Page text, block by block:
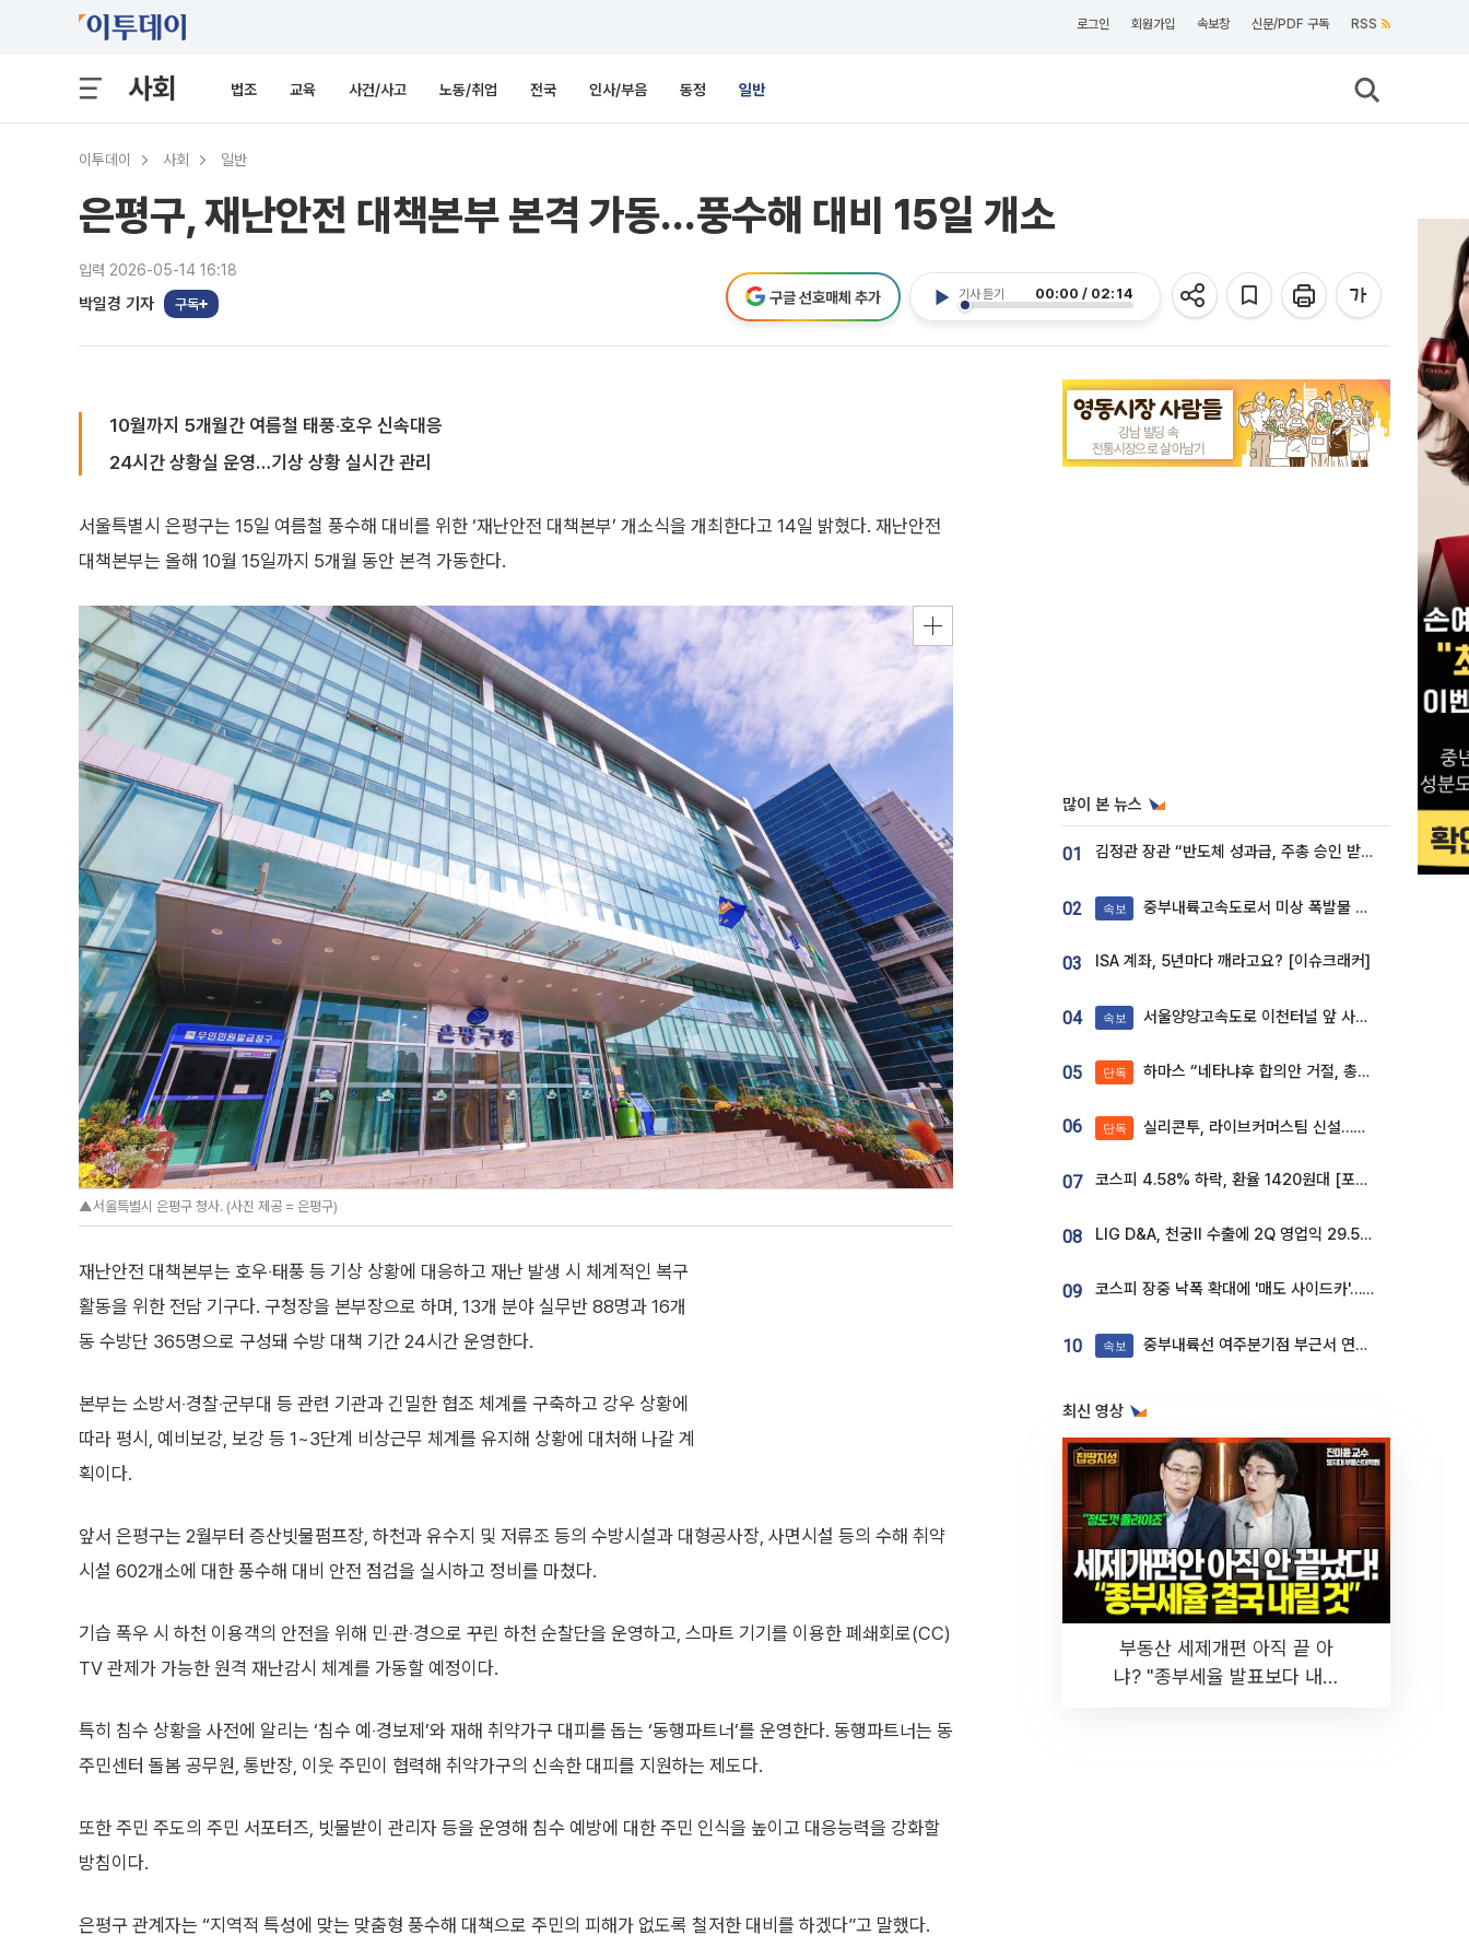
로그인 회원가입 속보창 신문/PDF 구독 RSS
사회 법조 교육 사건/사고 노동/취업 전국 인사/부음 동정 일반
이투데이 사회 일반
은평구, 재난안전 대책본부 본격 가동…풍수해 대비 15일 개소
입력 2026-05-14 16:18
박일경 기자 구독
기사 듣기 00:00 / 02:14
구글 선호매체 추가
10월까지 5개월간 여름철 태풍‧호우 신속대응
24시간 상황실 운영…기상 상황 실시간 관리
서울특별시 은평구는 15일 여름철 풍수해 대비를 위한 ‘재난안전 대책본부’ 개소식을 개최한다고 14일 밝혔다. 재난안전
대책본부는 올해 10월 15일까지 5개월 동안 본격 가동한다.
▲서울특별시 은평구 청사. (사진 제공 = 은평구)
재난안전 대책본부는 호우‧태풍 등 기상 상황에 대응하고 재난 발생 시 체계적인 복구
활동을 위한 전담 기구다. 구청장을 본부장으로 하며, 13개 분야 실무반 88명과 16개
동 수방단 365명으로 구성돼 수방 대책 기간 24시간 운영한다.
본부는 소방서‧경찰‧군부대 등 관련 기관과 긴밀한 협조 체계를 구축하고 강우 상황에
따라 평시, 예비보강, 보강 등 1~3단계 비상근무 체계를 유지해 상황에 대처해 나갈 계
획이다.
앞서 은평구는 2월부터 증산빗물펌프장, 하천과 유수지 및 저류조 등의 수방시설과 대형공사장, 사면시설 등의 수해 취약
시설 602개소에 대한 풍수해 대비 안전 점검을 실시하고 정비를 마쳤다.
기습 폭우 시 하천 이용객의 안전을 위해 민‧관‧경으로 꾸린 하천 순찰단을 운영하고, 스마트 기기를 이용한 폐쇄회로(CC)
TV 관제가 가능한 원격 재난감시 체계를 가동할 예정이다.
특히 침수 상황을 사전에 알리는 ‘침수 예‧경보제’와 재해 취약가구 대피를 돕는 ‘동행파트너’를 운영한다. 동행파트너는 동
주민센터 돌봄 공무원, 통반장, 이웃 주민이 협력해 취약가구의 신속한 대피를 지원하는 제도다.
또한 주민 주도의 주민 서포터즈, 빗물받이 관리자 등을 운영해 침수 예방에 대한 주민 인식을 높이고 대응능력을 강화할
방침이다.
은평구 관계자는 “지역적 특성에 맞는 맞춤형 풍수해 대책으로 주민의 피해가 없도록 철저한 대비를 하겠다”고 말했다.
많이 본 뉴스
01 김정관 장관 “반도체 성과급, 주총 승인 받도록”…상법·자본시장법 개정 시사
02 속보 중부내륙고속도로서 미상 폭발물 발견
03 ISA 계좌, 5년마다 깨라고요? [이슈크래커]
04 속보 서울양양고속도로 이천터널 앞 사고 발생
05 단독 하마스 “네타냐후 합의안 거절, 총선 앞두고 시간 끌기”
06 단독 실리콘투, 라이브커머스팀 신설…K뷰티 ‘글로벌 판매망’ 확대[K뷰티 라방戰]
07 코스피 4.58% 하락, 환율 1420원대 [포토]
08 LIG D&A, 천궁Ⅱ 수출에 2Q 영업익 29.5%↑…수주잔고 24.6조 [종합]
09 코스피 장중 낙폭 확대에 '매도 사이드카'…외인 2.8조'팔자'· 개인 3.1조 '사자'
10 속보 중부내륙선 여주분기점 부근서 연이은 추돌사고 발생
최신 영상
부동산 세제개편 아직 끝 아
냐? "종부세율 발표보다 내릴